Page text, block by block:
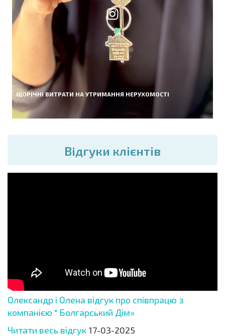
ЩОРІЧНІ ВИТРАТИ НА УТРИМАННЯ НЕРУХОМОСТІ
Вiдгуки клієнтів
Олександр і Олена відгук про співпрацю з
компанією " Болгарський Дім»
Читати весь відгук 17-03-2025